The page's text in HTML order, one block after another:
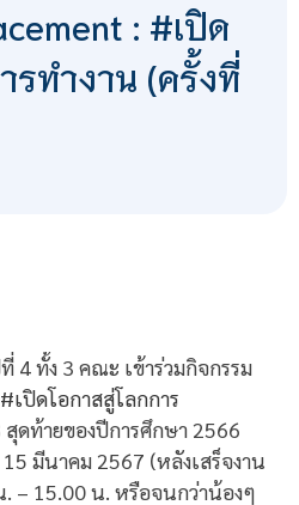
: #เปิด
รทำงาน (ครั้งที่
ทั้ง 3 คณะ เข้าร่วมกิจกรรม
#เปิดโอกาสสู่โลกการ
ดท้ายของปีการศึกษา 2566
มีนาคม 2567 (หลังเสร็จงาน
. – 15.00 น. หรือจนกว่าน้องๆ